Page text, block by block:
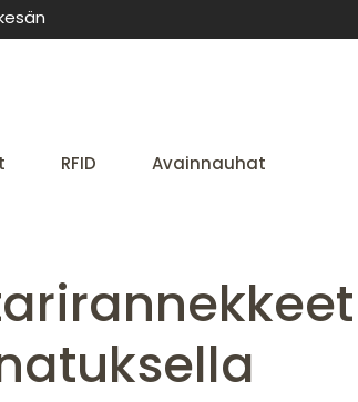
RFID Avainnauhat